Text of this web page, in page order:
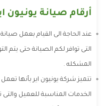
أرقام صيانة يونيون
عند الحاجة الى القيام بعمل
التى توافر لكم الصيانة حتى يتم
المشكله .
تتميز شركة يونيون اير بأنها
الخدمات المناسبة للعميل